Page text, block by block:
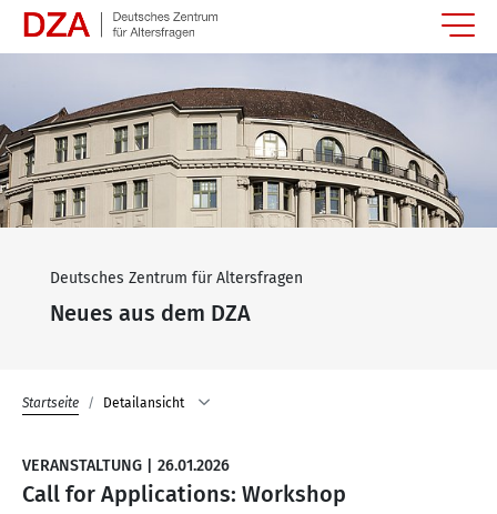
Deutsches Zentrum für Altersfragen
Neues aus dem DZA
Startseite Detailansicht
VERANSTALTUNG 26.01.2026
Call for Applications: Workshop